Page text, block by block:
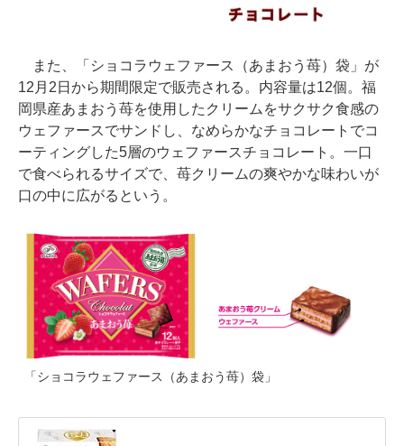
また、「ショコラウェファース（あまおう苺）袋」が
12月2日から期間限定で販売される。内容量は12個。福
岡県産あまおう苺を使用したクリームをサクサク食感の
ウェファースでサンドし、なめらかなチョコレートでコ
ーティングした5層のウェファースチョコレート。一口
で食べられるサイズで、苺クリームの爽やかな味わいが
口の中に広がるという。
「ショコラウェファース（あまおう苺）袋」